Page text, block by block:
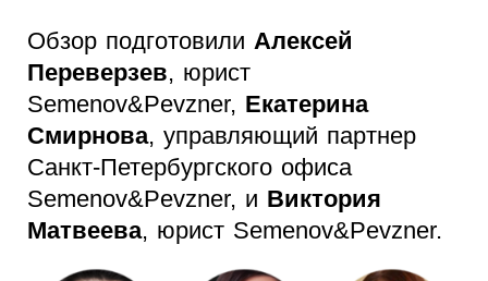
Обзор подготовили Алексей
Переверзев, юрист
Semenov&Pevzner, Екатерина
Смирнова, управляющий партнер
Санкт-Петербургского офиса
Semenov&Pevzner, и Виктория
Матвеева, юрист Semenov&Pevzner.